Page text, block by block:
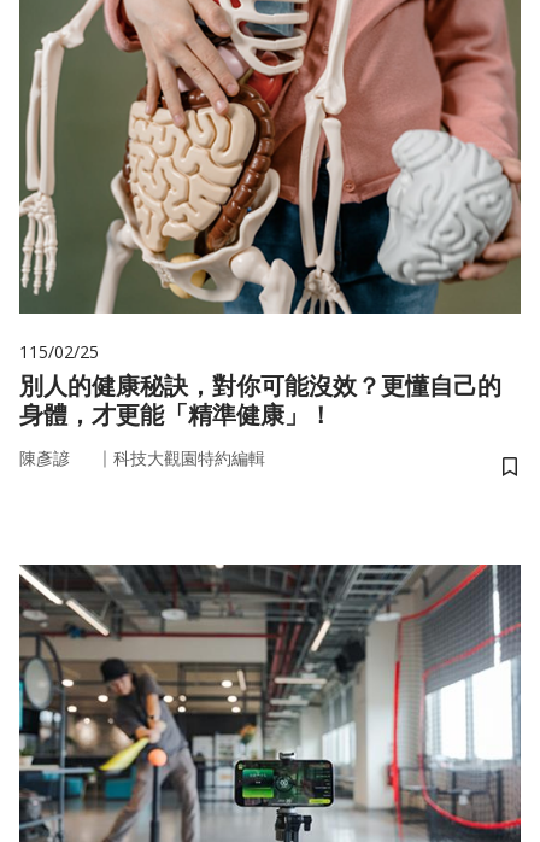
115/02/25
別人的健康秘訣，對你可能沒效？更懂自己的
身體，才更能「精準健康」！
陳彥諺 ｜ 科技大觀園特約編輯
儲